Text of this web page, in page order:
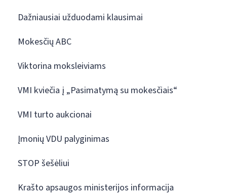
Dažniausiai užduodami klausimai
Mokesčių ABC
Viktorina moksleiviams
VMI kviečia į „Pasimatymą su mokesčiais“
VMI turto aukcionai
Įmonių VDU palyginimas
STOP šešėliui
Krašto apsaugos ministerijos informacija